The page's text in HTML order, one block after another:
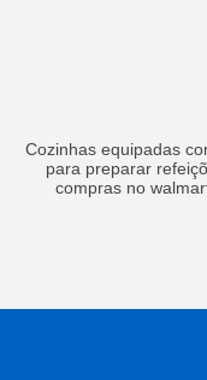
Cozinhas equipadas
para preparar
compras no